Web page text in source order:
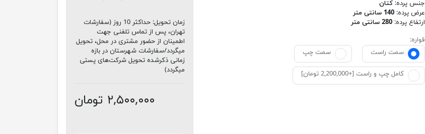
جنس پرده: کتان
عرض پرده: 140 سانتی متر
ارتفاع پرده: 280 سانتی متر
قواره:
سمت راست
سمت چپ
کامل چپ و راست [+2,200,000 تومان]
زمان تحویل:
حداکثر 10 روز (سفارشات
تهران، پس از تماس تلفنی جهت
اطمینان از حضور مشتری در محل، تحویل
میگردد/سفارشات شهرستان در بازه
زمانی ذکرشده تحویل شرکت‌های پستی
میگردد)
۲,۵۰۰,۰۰۰ تومان